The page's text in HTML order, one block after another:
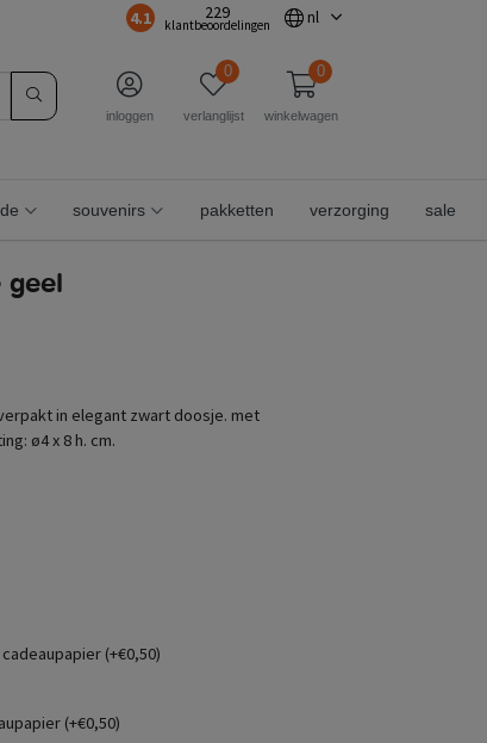
4.1 229
klantbeoordelingen nl
inloggen
0
verlanglijst
0
winkelwagen
souvenirs pakketten verzorging sale
geel
in elegant zwart doosje. met
ø4 x 8 h. cm.
(+€0,50)
(+€0,50)